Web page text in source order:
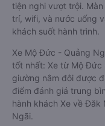
tiện nghi vượt trội.
trí, wifi, và nước uống
khách suốt hành trình.
Xe Mộ Đức - Quảng
tốt nhất: Xe từ Mộ
giường nằm đôi được
điểm đánh giá trung
hành khách Xe về
Ngãi.